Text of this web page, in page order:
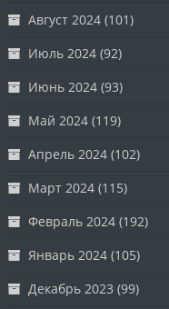
Август 2024 (101)
Июль 2024 (92)
Июнь 2024 (93)
Май 2024 (119)
Апрель 2024 (102)
Март 2024 (115)
Февраль 2024 (192)
Январь 2024 (105)
Декабрь 2023 (99)